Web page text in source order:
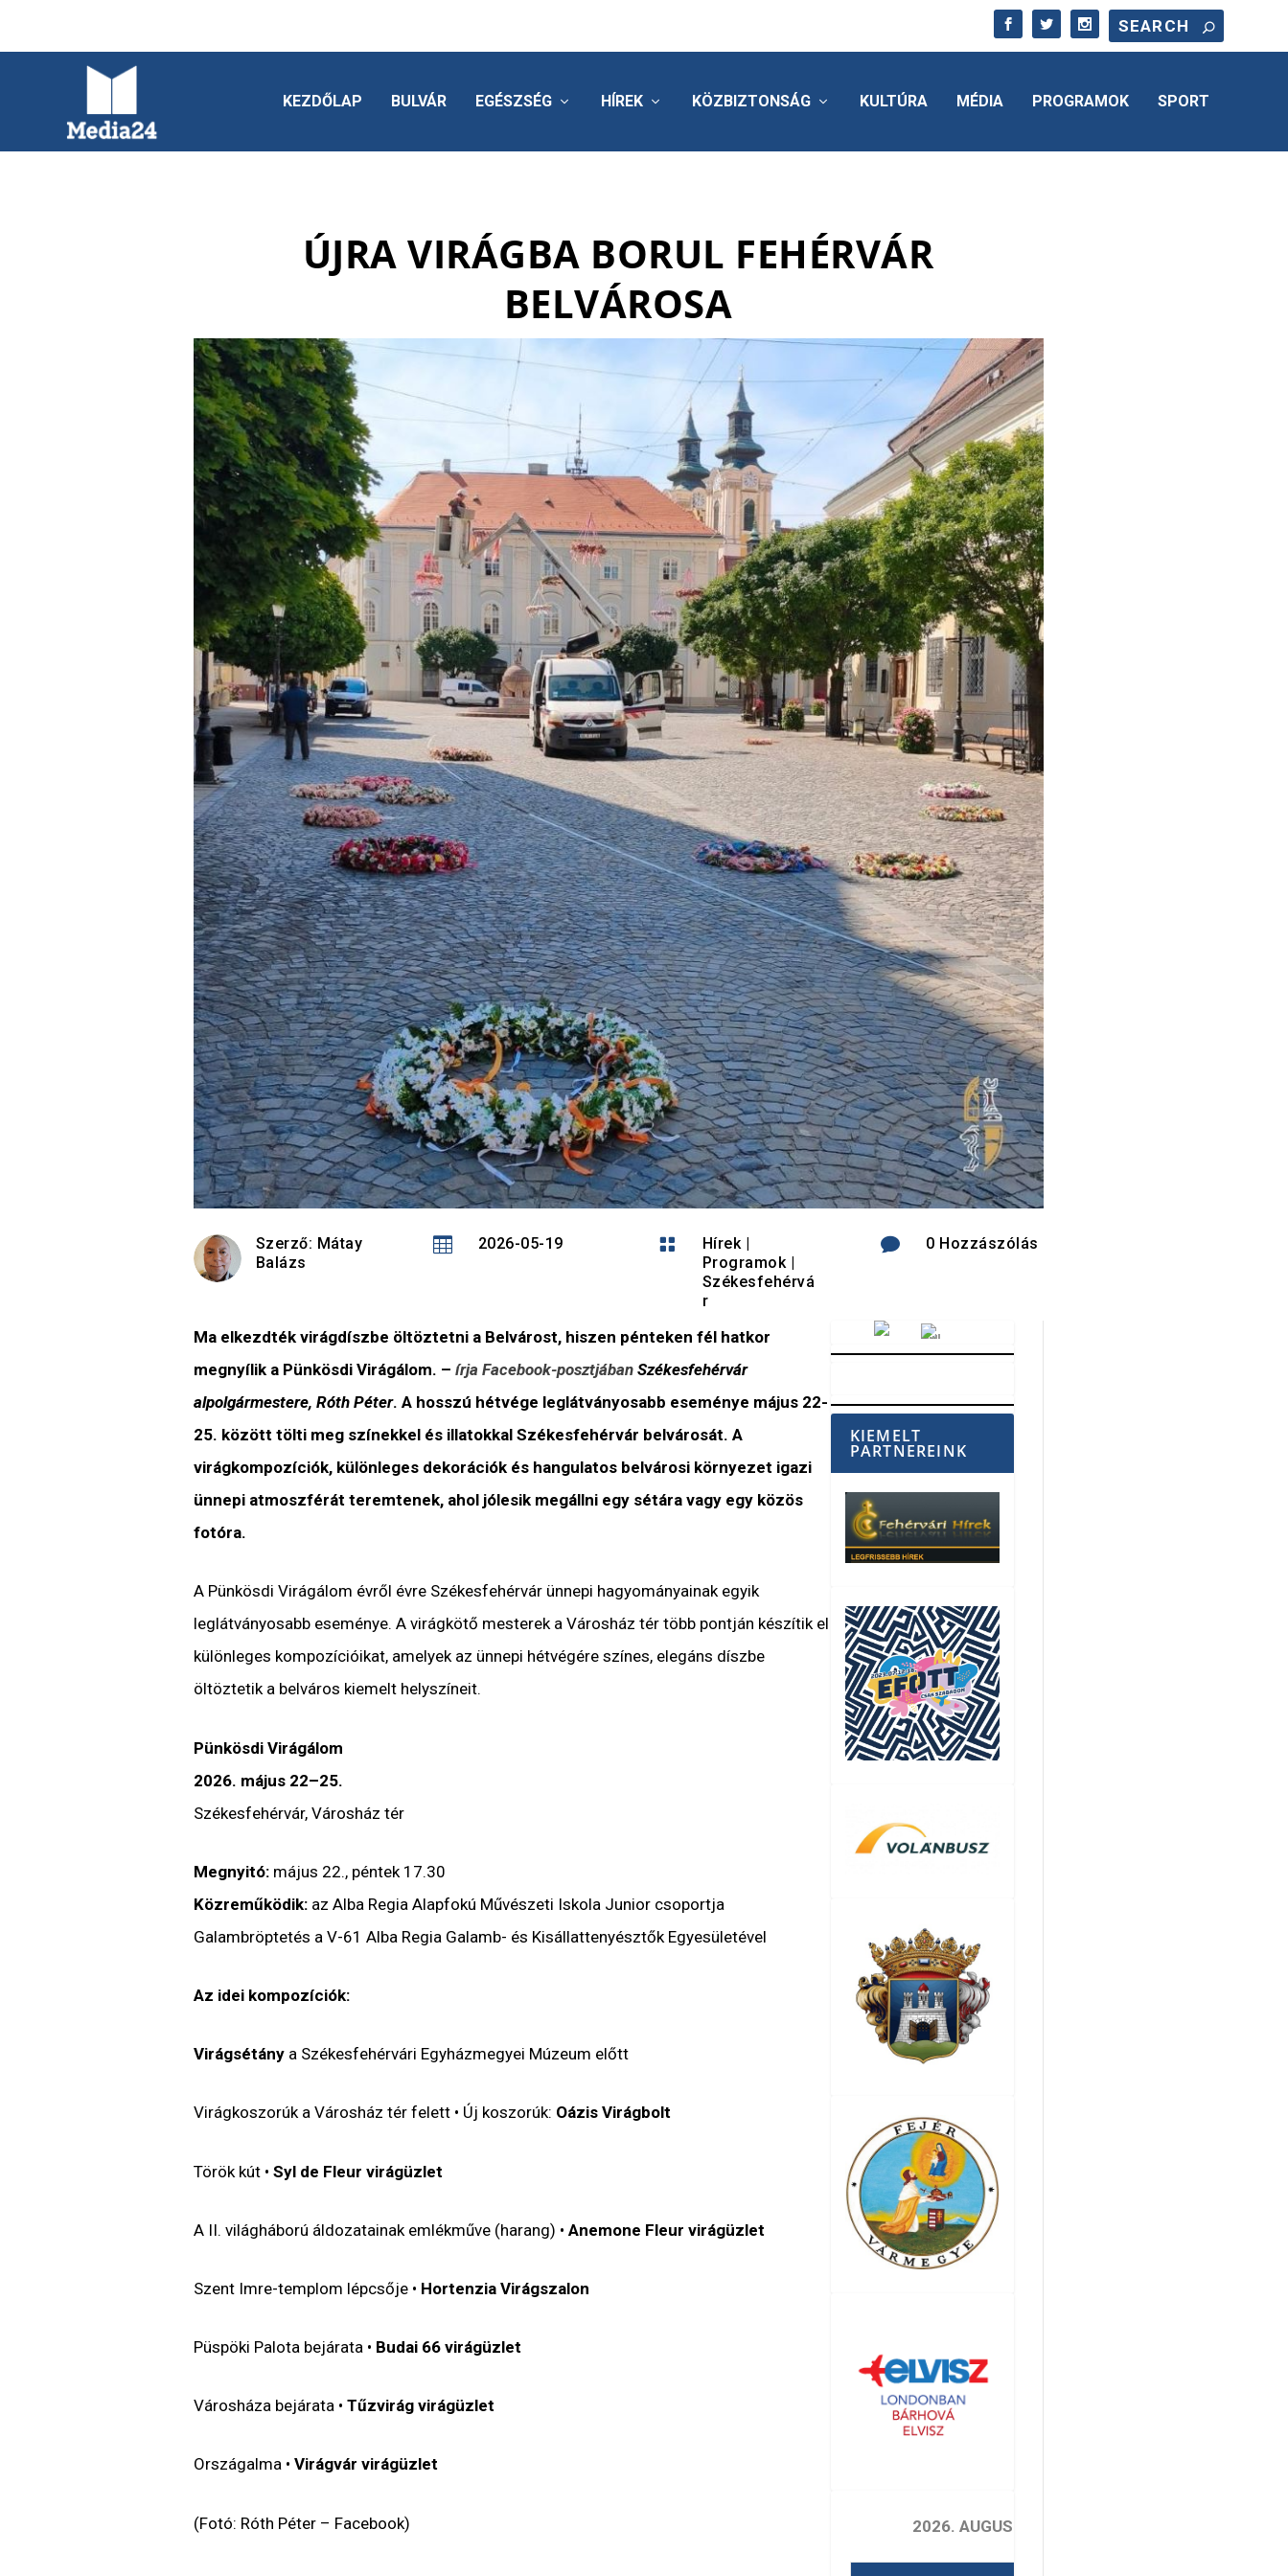
KEZDŐLAP BULVÁR EGÉSZSÉG HÍREK KÖZBIZTONSÁG KULTÚRA MÉDIA PROGRAMOK SPORT
ÚJRA VIRÁGBA BORUL FEHÉRVÁR
BELVÁROSA
Szerző: Mátay
Balázs
 2026-05-19  Hírek|
Programok|
Székesfehérvá
r
 0 Hozzászólás
Ma elkezdték virágdíszbe öltöztetni a Belvárost, hiszen pénteken fél hatkor
megnyílik a Pünkösdi Virágálom. – írja Facebook-posztjábanSzékesfehérvár
alpolgármestere, Róth Péter. A hosszú hétvége leglátványosabb eseménye május 22-
25. között tölti meg színekkel és illatokkal Székesfehérvár belvárosát. A
virágkompozíciók, különleges dekorációk és hangulatos belvárosi környezet igazi
ünnepi atmoszférát teremtenek, ahol jólesik megállni egy sétára vagy egy közös
fotóra.
A Pünkösdi Virágálom évről évre Székesfehérvár ünnepi hagyományainak egyik
leglátványosabb eseménye. A virágkötő mesterek a Városház tér több pontján készítik el
különleges kompozícióikat, amelyek az ünnepi hétvégére színes, elegáns díszbe
öltöztetik a belváros kiemelt helyszíneit.
Pünkösdi Virágálom
2026. május 22–25.
Székesfehérvár, Városház tér
Megnyitó:május 22., péntek 17.30
Közreműködik:az Alba Regia Alapfokú Művészeti Iskola Junior csoportja
Galambröptetés a V-61 Alba Regia Galamb- és Kisállattenyésztők Egyesületével
Az idei kompozíciók:
Virágsétánya Székesfehérvári Egyházmegyei Múzeum előtt
Virágkoszorúk a Városház tér felett • Új koszorúk: Oázis Virágbolt
Török kút • Syl de Fleur virágüzlet
A II. világháború áldozatainak emlékműve (harang) • Anemone Fleur virágüzlet
Szent Imre-templom lépcsője • Hortenzia Virágszalon
Püspöki Palota bejárata • Budai 66 virágüzlet
Városháza bejárata • Tűzvirág virágüzlet
Országalma • Virágvár virágüzlet
(Fotó: Róth Péter – Facebook)
KIEMELT
PARTNEREINK
2026. AUGUSZTUS